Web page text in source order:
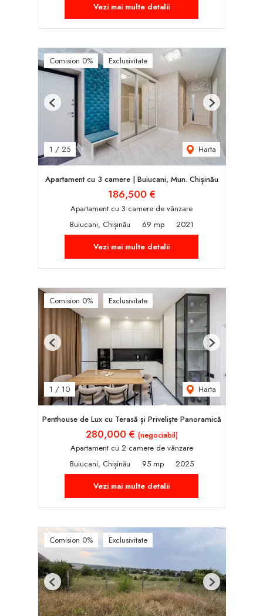
Vezi mai multe detalii
Comision 0% Exclusivitate
1 / 25 Harta
Previous Next
Apartament cu 3 camere | Buiucani, Mun. Chișinău
186,500 €
Apartament cu 3 camere de vânzare
Buiucani, Chișinău
69 mp
2021
Vezi mai multe detalii
Comision 0% Exclusivitate
1 / 10 Harta
Previous Next
Penthouse de Lux cu Terasă și Priveliște Panoramică
280,000 € (negociabil)
Apartament cu 2 camere de vânzare
Buiucani, Chișinău
95 mp
2025
Vezi mai multe detalii
Comision 0% Exclusivitate
Previous Next